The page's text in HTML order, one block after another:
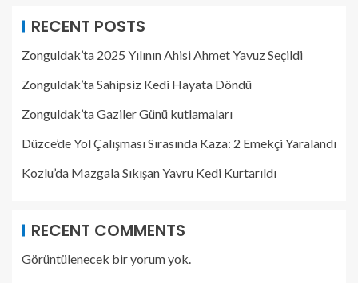
RECENT POSTS
Zonguldak’ta 2025 Yılının Ahisi Ahmet Yavuz Seçildi
Zonguldak’ta Sahipsiz Kedi Hayata Döndü
Zonguldak’ta Gaziler Günü kutlamaları
Düzce’de Yol Çalışması Sırasında Kaza: 2 Emekçi Yaralandı
Kozlu’da Mazgala Sıkışan Yavru Kedi Kurtarıldı
RECENT COMMENTS
Görüntülenecek bir yorum yok.